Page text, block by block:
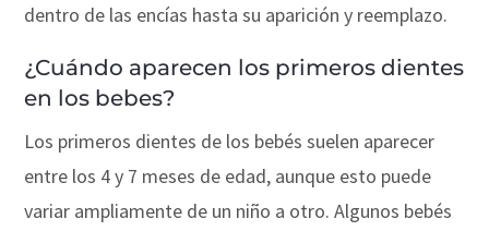
dentro de las encías hasta su aparición y reemplazo.
¿Cuándo aparecen los primeros dientes
en los bebes?
Los primeros dientes de los bebés suelen aparecer
entre los 4 y 7 meses de edad, aunque esto puede
variar ampliamente de un niño a otro. Algunos bebés